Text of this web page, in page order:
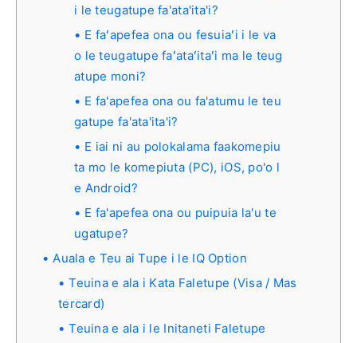
i le teugatupe fa'ata'ita'i?
E faʻapefea ona ou fesuiaʻi i le va
o le teugatupe faʻataʻitaʻi ma le teug
atupe moni?
E fa'apefea ona ou fa'atumu le teu
gatupe fa'ata'ita'i?
E iai ni au polokalama faakomepiu
ta mo le komepiuta (PC), iOS, po'o l
e Android?
E fa'apefea ona ou puipuia la'u te
ugatupe?
Auala e Teu ai Tupe i le IQ Option
Teuina e ala i Kata Faletupe (Visa / Mas
tercard)
Teuina e ala i le Initaneti Faletupe